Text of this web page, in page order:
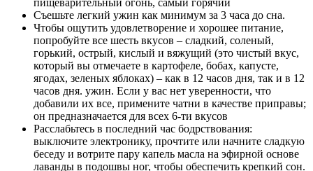
пищеварительный огонь, самый горячий
Съешьте легкий ужин как минимум за 3 часа до сна.
Чтобы ощутить удовлетворение и хорошее питание,
попробуйте все шесть вкусов – сладкий, соленый,
горький, острый, кислый и вяжущий (это чистый вкус,
который вы отмечаете в картофеле, бобах, капусте,
ягодах, зеленых яблоках) – как в 12 часов дня, так и в 12
часов дня. ужин. Если у вас нет уверенности, что
добавили их все, примените чатни в качестве приправы;
он предназначается для всех 6-ти вкусов
Расслабьтесь в последний час бодрствования:
выключите электронику, прочтите или начните сладкую
беседу и вотрите пару капель масла на эфирной основе
лаванды в подошвы ног, чтобы обеспечить крепкий сон.